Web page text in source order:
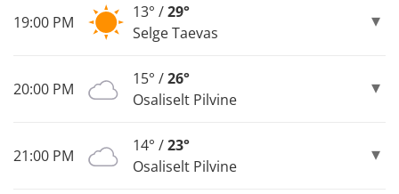
19:00 PM
13° /29°
Selge Taevas
20:00 PM
15° /26°
Osaliselt Pilvine
21:00 PM
14° /23°
Osaliselt Pilvine